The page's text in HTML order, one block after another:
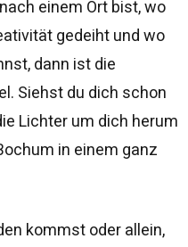
einem Ort bist, wo
gedeiht und wo
dann ist die
Siehst du dich schon
Lichter um dich herum
in einem ganz
kommst oder allein,